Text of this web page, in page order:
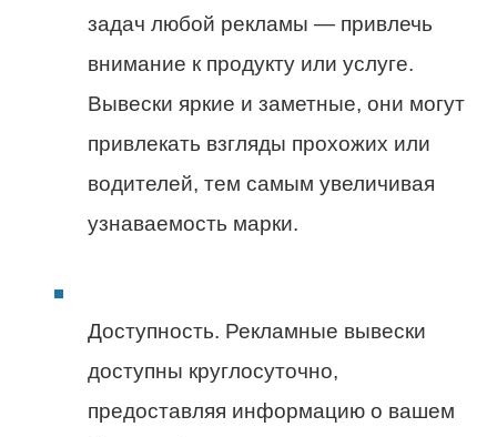
задач любой рекламы — привлечь
внимание к продукту или услуге.
Вывески яркие и заметные, они могут
привлекать взгляды прохожих или
водителей, тем самым увеличивая
узнаваемость марки.
Доступность. Рекламные вывески
доступны круглосуточно,
предоставляя информацию о вашем